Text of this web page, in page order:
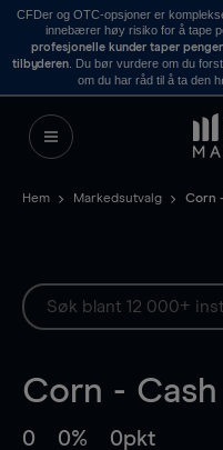
CFDer og OTC-opsjoner er
innebærer høy risiko for å tape
profesjonelle kunder taper
tilbyderen . Du bør vurdere om du
om du har råd til å ta den
Hem Markedsutvalg Corn
Corn - Cash
0 0% 0pkt